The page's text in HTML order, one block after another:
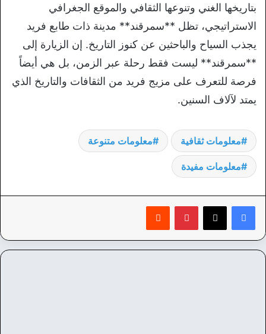
بتاريخها الغني وتنوعها الثقافي والموقع الجغرافي
الاستراتيجي، تظل **سمرقند** مدينة ذات طابع فريد
يجذب السياح والباحثين عن كنوز التاريخ. إن الزيارة إلى
**سمرقند** ليست فقط رحلة عبر الزمن، بل هي أيضاً
فرصة للتعرف على مزيج فريد من الثقافات والتاريخ الذي
يمتد لآلاف السنين.
معلومات ثقافية معلومات متنوعة
معلومات مفيدة
بينتيريست